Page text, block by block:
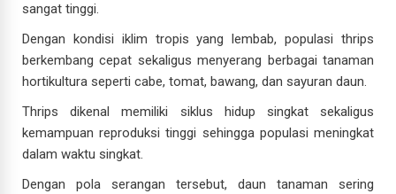
sangat tinggi.
Dengan kondisi iklim tropis yang lembab, populasi thrips
berkembang cepat sekaligus menyerang berbagai tanaman
hortikultura seperti cabe, tomat, bawang, dan sayuran daun.
Thrips dikenal memiliki siklus hidup singkat sekaligus
kemampuan reproduksi tinggi sehingga populasi meningkat
dalam waktu singkat.
Dengan pola serangan tersebut, daun tanaman sering